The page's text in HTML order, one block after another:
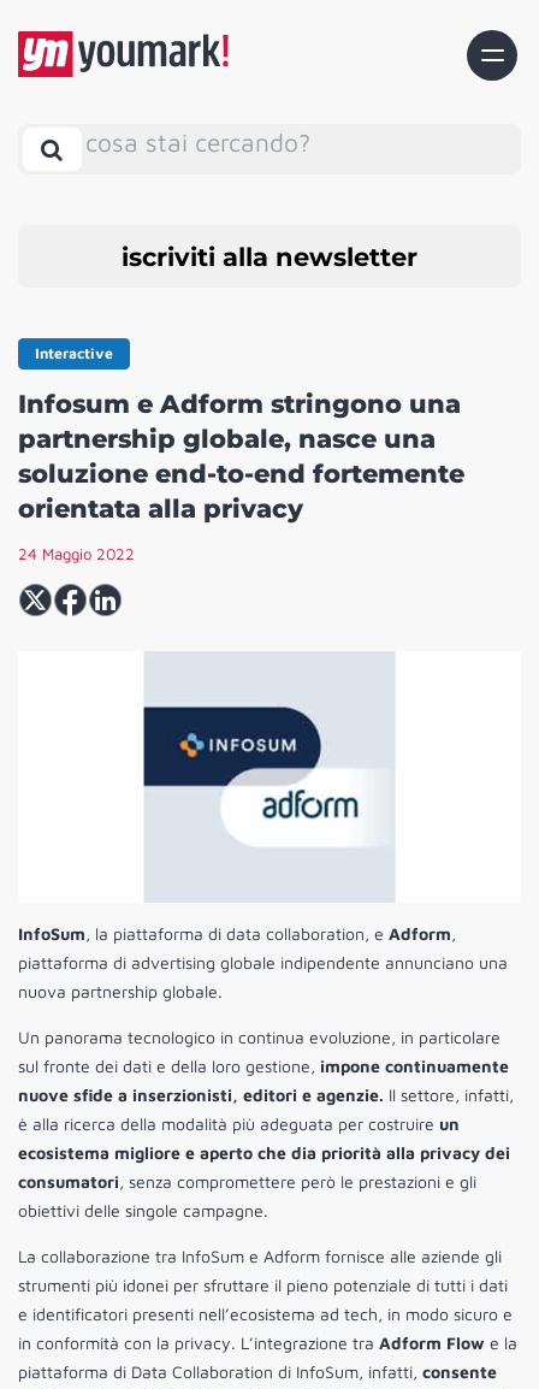
cosa stai cercando?
iscriviti alla newsletter
Interactive
Infosum e Adform stringono una
partnership globale, nasce una
soluzione end-to-end fortemente
orientata alla privacy
24 Maggio 2022
InfoSum, la piattaforma di data collaboration, e Adform,
piattaforma di advertising globale indipendente annunciano una
nuova partnership globale.
Un panorama tecnologico in continua evoluzione, in particolare
sul fronte dei dati e della loro gestione, impone continuamente
nuove sfide a inserzionisti, editori e agenzie. Il settore, infatti,
è alla ricerca della modalità più adeguata per costruire un
ecosistema migliore e aperto che dia priorità alla privacy dei
consumatori, senza compromettere però le prestazioni e gli
obiettivi delle singole campagne.
La collaborazione tra InfoSum e Adform fornisce alle aziende gli
strumenti più idonei per sfruttare il pieno potenziale di tutti i dati
e identificatori presenti nell’ecosistema ad tech, in modo sicuro e
in conformità con la privacy. L’integrazione tra Adform Flow e la
piattaforma di Data Collaboration di InfoSum, infatti, consente